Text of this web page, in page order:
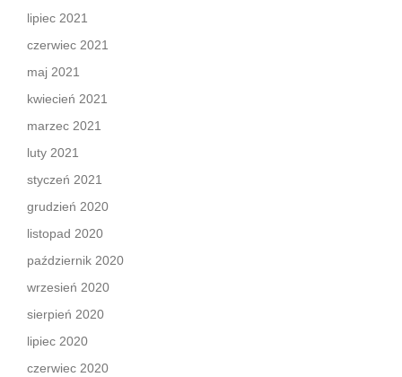
lipiec 2021
czerwiec 2021
maj 2021
kwiecień 2021
marzec 2021
luty 2021
styczeń 2021
grudzień 2020
listopad 2020
październik 2020
wrzesień 2020
sierpień 2020
lipiec 2020
czerwiec 2020